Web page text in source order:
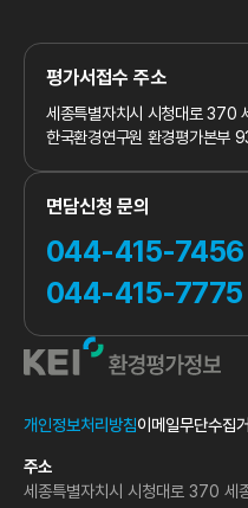
개인정보처리방침이메일무단수집
주소
세종특별자치시 시청대로 370 세
평가서접수 주소
세종특별자치시 시청대로 370
한국환경연구원 환경평가본부
면담신청 문의
044-415-7456
044-415-7775